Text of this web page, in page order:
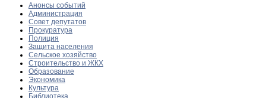
Анонсы событий
Администрация
Совет депутатов
Прокуратура
Полиция
Защита населения
Сельское хозяйство
Строительство и ЖКХ
Образование
Экономика
Культура
Библиотека